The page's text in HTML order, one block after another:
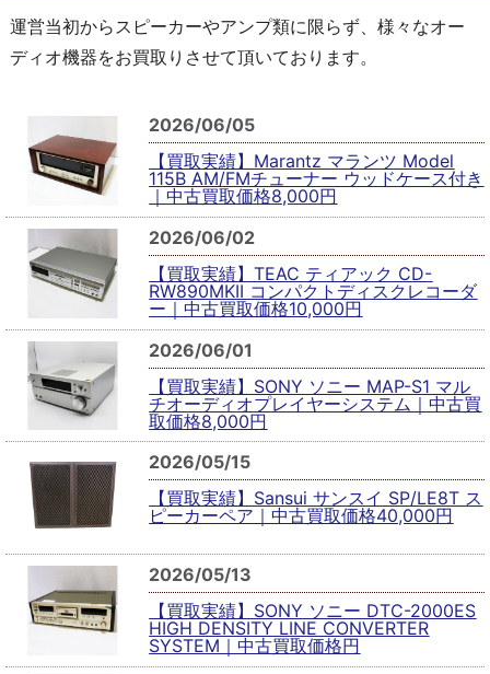
運営当初からスピーカーやアンプ類に限らず、様々なオー
ディオ機器をお買取りさせて頂いております。
2026/06/05
【買取実績】Marantz マランツ Model
115B AM/FMチューナー ウッドケース付き
｜中古買取価格8,000円
2026/06/02
【買取実績】TEAC ティアック CD-
RW890MKII コンパクトディスクレコーダ
ー｜中古買取価格10,000円
2026/06/01
【買取実績】SONY ソニー MAP-S1 マル
チオーディオプレイヤーシステム｜中古買
取価格8,000円
2026/05/15
【買取実績】Sansui サンスイ SP/LE8T ス
ピーカーペア｜中古買取価格40,000円
2026/05/13
【買取実績】SONY ソニー DTC-2000ES
HIGH DENSITY LINE CONVERTER
SYSTEM｜中古買取価格円